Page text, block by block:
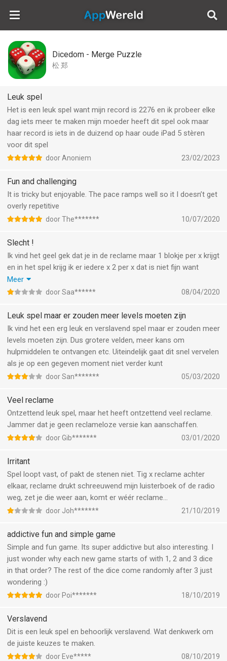
AppWereld
Dicedom - Merge Puzzle
松 郑
Leuk spel
Het is een leuk spel want mijn record is 2276 en ik probeer elke
dag iets meer te maken mijn moeder heeft dit spel ook maar
haar record is iets in de duizend op haar oude iPad 5 stèren
voor dit spel
door Anoniem 23/02/2023
Fun and challenging
It is tricky but enjoyable. The pace ramps well so it I doesn’t get
overly repetitive
door The******* 10/07/2020
Slecht !
Ik vind het geel gek dat je in de reclame maar 1 blokje per x krijgt
en in het spel krijg ik er iedere x 2 per x dat is niet fijn want
anders verwijder ik het spel en zal een hele erge
reactie schrijven ik doorzoek namelijk spellen of ze wel geschikt
verwijdert van de App Store play store dus
Met de groeten van Dialia van dijk
Meer
door Saa****** 08/04/2020
Leuk spel maar er zouden meer levels moeten zijn
Ik vind het een erg leuk en verslavend spel maar er zouden meer
levels moeten zijn. Dus grotere velden, meer kans om
hulpmiddelen te ontvangen etc. Uiteindelijk gaat dit snel vervelen
als je op een gegeven moment niet verder kunt
door San******* 05/03/2020
Veel reclame
Ontzettend leuk spel, maar het heeft ontzettend veel reclame.
Jammer dat je geen reclameloze versie kan aanschaffen.
door Gib******* 03/01/2020
Irritant
Spel loopt vast, of pakt de stenen niet. Tig x reclame achter
elkaar, reclame drukt schreeuwend mijn luisterboek of de radio
weg, zet je die weer aan, komt er wéér reclame...
door Joh******* 21/10/2019
addictive fun and simple game
Simple and fun game. Its super addictive but also interesting. I
just wonder why each new game starts of with 1, 2 and 3 dice
in that order? The rest of the dice come randomly after 3 just
wondering :)
door Poi******* 18/10/2019
Verslavend
Dit is een leuk spel en behoorlijk verslavend. Wat denkwerk om
de juiste keuzes te maken.
door Eve***** 08/10/2019